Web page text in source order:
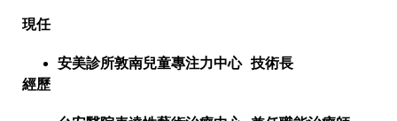
現任
安美診所敦南兒童專注力中心 技術長
經歷